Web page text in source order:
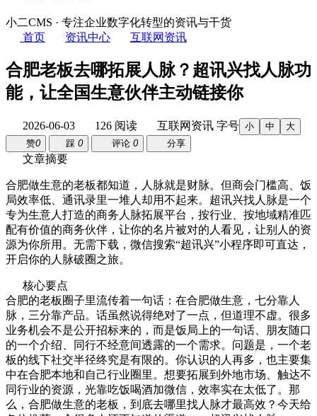
小二CMS · 专注企业数字化转型的资讯与干货
首页
资讯中心 互联网资讯
合肥老板去哪拓展人脉？超讯兴找人脉功
能，让全国生意伙伴主动链接你
2026-06-03 126 阅读 互联网资讯 字号 小 中
大
赞0 踩 0 评论 0 分享
文章摘要
合肥做生意的老板都知道，人脉就是财脉。但商会门槛高、饭
局效率低、通讯录里一堆人却用不起来。超讯兴找人脉是一个
专为生意人打造的商务人脉拓展平台，按行业、按地域精准匹
配有价值的商务伙伴，让你的名片被对的人看见，让别人的资
源为你所用。无需下载，微信搜索“超讯兴”小程序即可直达，
开启你的人脉破圈之旅。
核心要点
合肥的老板圈子里流传着一句话：在合肥做生意，七分靠人
脉，三分靠产品。话虽然说得绝对了一点，但道理不虚。很多
业务机会不是公开招标来的，而是饭局上的一句话、朋友随口
的一个介绍、同行不经意间透露的一个需求。问题是，一个老
板的线下社交半径终究是有限的。你认识的人再多，也主要集
中在合肥本地和自己行业圈里。想要拓展到外地市场、触达不
同行业的资源，光靠吃饭喝酒加微信，效率实在太低了。那
么，合肥做生意的老板，到底去哪里找人脉才最高效？今天给